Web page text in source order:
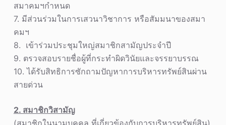
สมาคมฯกำหนด
7. มีส่วนร่วมในการเสวนาวิชาการ หรือสัมมนาของสมา
คมฯ
8. เข้าร่วมประชุมใหญ่สมาชิกสามัญประจำปี
9. ตรวจสอบรายชื่อผู้ที่กระทำผิดวินัยและจรรยาบรรณ
10. ได้รับสิทธิการซักถามปัญหาการบริหารทรัพย์สินผ่าน
สายด่วน
2. สมาชิกวิสามัญ
(สมาชิกในนามบุคคล ที่เกี่ยวข้องกับการบริหารทรัพย์สิน)